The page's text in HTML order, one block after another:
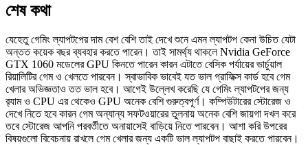
শেষ কথা
যেহেতু গেমিং ল্যাপটপের দাম বেশ বেশি তাই দেখে শুনে এমন ল্যাপটপ কেনা উচিত যেটা
অন্তত কয়েক বছর ব্যবহার করতে পারেন। তাই সামর্থ্য থাকলে Nvidia GeForce
GTX 1060 মডেলের GPU কিনতে পারেন কারন এটাতে বেসিক পর্যায়ের ভার্চুয়াল
রিয়ালিটির গেম ও খেলতে পারবেন। স্বাভাবিক ভাবেই যত ভাল গ্রাফিক্স কার্ড হবে গেম
খেলার অভিজ্ঞতাও তত ভাল হবে। আগেই উল্লেখ করেছি যে গেমিং ল্যাপটপের জন্য
র‍্যাম ও CPU এর থেকেও GPU অনেক বেশি গুরুত্বপূর্ণ। কম্পিউটারের স্টোরেজ ও
দেখে নিতে হবে কারন গেম অন্যান্য সফটওয়ারের তুলনায় অনেক বেশি জায়গা দখল করে
তবে স্টোরেজ আপনি পরবর্তীতে অনায়াসেই বাড়িয়ে নিতে পারবেন। আশা করি উপরের
বিষয়গুলো বিবেচনায় রাখলে গেম খেলার জন্য একটি ভাল ল্যাপটপ বাছাই করতে পারবেন।